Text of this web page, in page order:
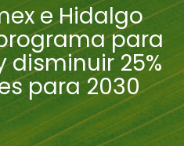
e Hidalgo
para
disminuir 25%
para 2030